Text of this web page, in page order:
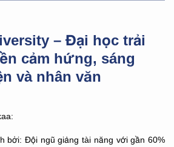
– Đại học trải
cảm hứng, sáng
và nhân văn
bởi: Đội ngũ giảng tài năng với gần 60%